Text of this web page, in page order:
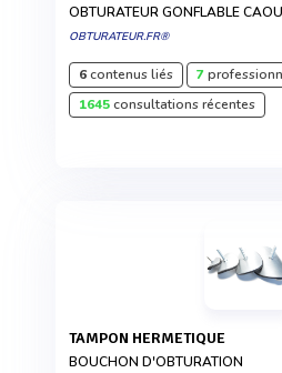
OBTURATEUR GONFLABLE
OBTURATEUR.FR®
6contenus liés 7
1645consultations récentes
TAMPON HERMETIQUE
BOUCHON D'OBTURATION